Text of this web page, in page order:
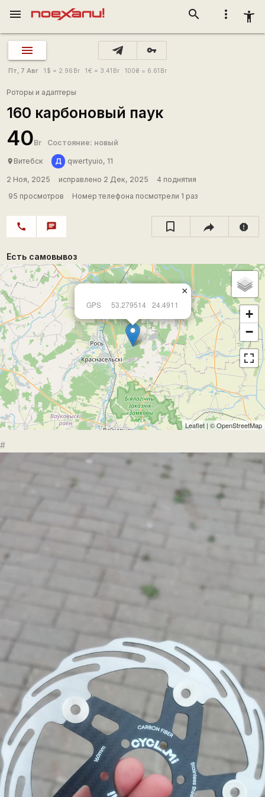
more_vert accessibility_new
search
menu
vpn_key
Пт, 7 Авг 1 $ = 2.96 Br 1€ = 3.41 Br 100₴ = 6.61 Br
Роторы и адаптеры
160 карбоновый паук
40Br Состояние: новый
place Витебск Д qwertyuio, 11
2 Ноя, 2025 исправлено 2 Дек, 2025
4 поднятия
95 просмотров
Номер телефона посмотрели 1 раз
call chat report
Есть самовывоз
GPS 53.279514 24.4911
×
+
−
Leaflet | ©OpenStreetMap
#